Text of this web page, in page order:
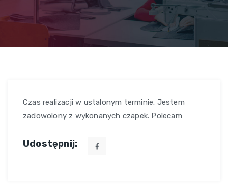
Czas realizacji w ustalonym terminie. Jestem
zadowolony z wykonanych czapek. Polecam
Udostępnij: